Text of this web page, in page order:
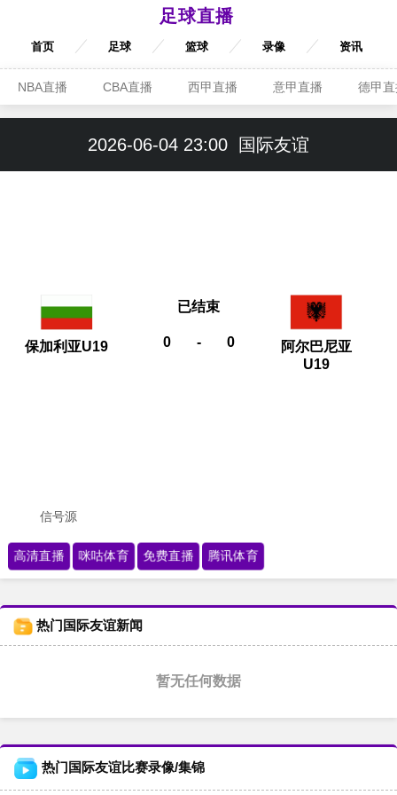
足球直播
首页 足球 篮球 录像 资讯
NBA直播 CBA直播 西甲直播 意甲直播 德甲
2026-06-04 23:00 国际友谊
保加利亚U19 0 - 0
已结束
阿尔巴尼亚
U19
信号源
高清直播 咪咕体育 免费直播 腾讯体育
热门国际友谊新闻
暂无任何数据
热门国际友谊比赛录像/集锦